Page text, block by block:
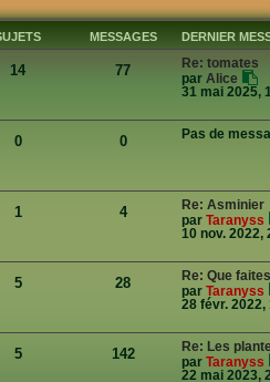
MESSAGES DERNIER
14 77
Re: tomates
par Alice
o
l
e
n
i
e
r
e
s
s
a
g
31 mai 2025,
0 0 Pas de
1 4
Re: Asminier
par Taranyss
10 nov. 2022,
5 28
Re: Que
par Taranyss
28 févr. 2022,
5 142
Re: Les
par Taranyss
22 mai 2023,